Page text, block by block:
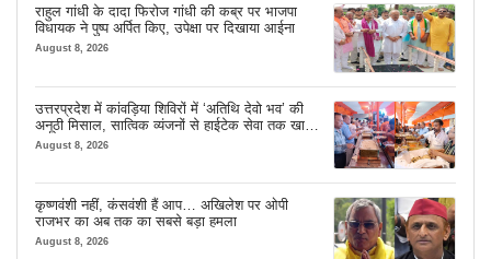
राहुल गांधी के दादा फिरोज गांधी की कब्र पर भाजपा
विधायक ने पुष्प अर्पित किए, उपेक्षा पर दिखाया आईना
August 8, 2026
उत्तरप्रदेश में कांवड़िया शिविरों में ‘अतिथि देवो भव’ की
अनूठी मिसाल, सात्विक व्यंजनों से हाईटेक सेवा तक खास
इंतजाम
August 8, 2026
कृष्णवंशी नहीं, कंसवंशी हैं आप… अखिलेश पर ओपी
राजभर का अब तक का सबसे बड़ा हमला
August 8, 2026